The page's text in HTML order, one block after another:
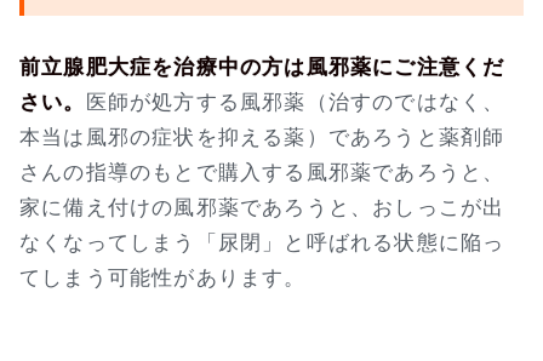
前立腺肥大症を治療中の方は風邪薬にご注意くだ
さい。
医師が処方する風邪薬（治すのではなく、
本当は風邪の症状を抑える薬）であろうと薬剤師
さんの指導のもとで購入する風邪薬であろうと、
家に備え付けの風邪薬であろうと、おしっこが出
なくなってしまう「尿閉」と呼ばれる状態に陥っ
てしまう可能性があります。